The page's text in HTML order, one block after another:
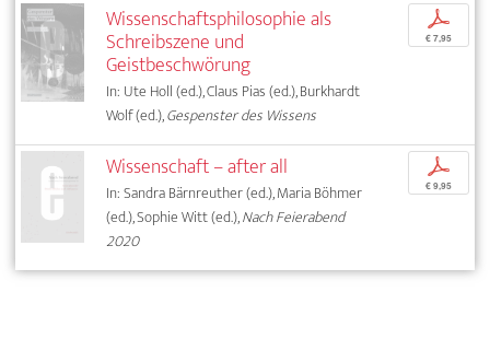
Wissenschaftsphilosophie als
Schreibszene und
Geistbeschwörung
In: Ute Holl (ed.), Claus Pias (ed.), Burkhardt
Wolf (ed.),Gespenster des Wissens
p
€ 7,95
Wissenschaft – after all
In: Sandra Bärnreuther (ed.), Maria Böhmer
(ed.), Sophie Witt (ed.),Nach Feierabend
2020
p
€ 9,95